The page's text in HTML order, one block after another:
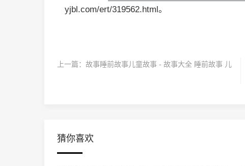
yjbl.com/ert/319562.html。
上一篇： 故事睡前故事儿童故事 - 故事大全 睡前故事 儿
猜你喜欢